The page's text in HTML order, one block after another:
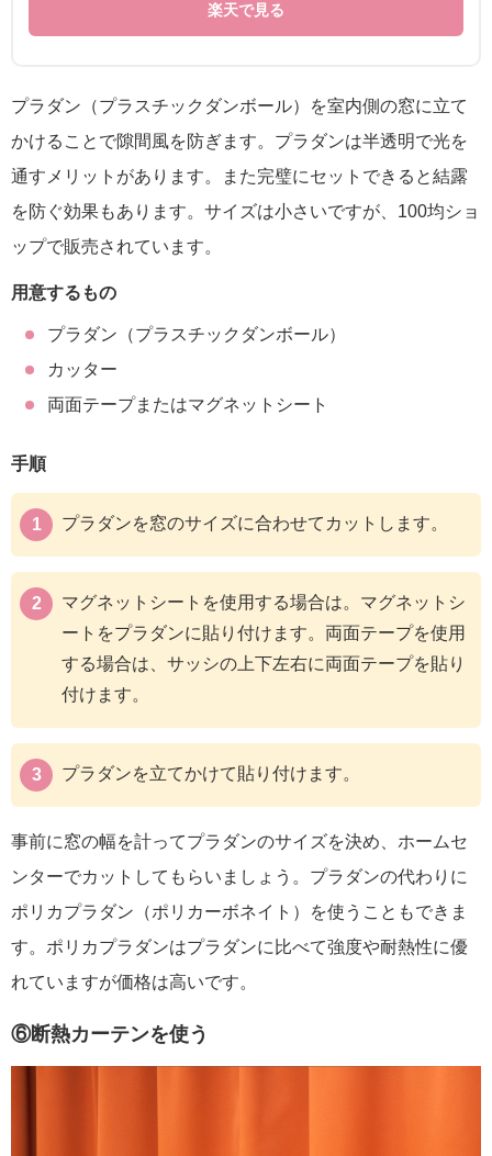
楽天で見る
プラダン（プラスチックダンボール）を室内側の窓に立て
かけることで隙間風を防ぎます。プラダンは半透明で光を
通すメリットがあります。また完璧にセットできると結露
を防ぐ効果もあります。サイズは小さいですが、100均ショ
ップで販売されています。
用意するもの
プラダン（プラスチックダンボール）
カッター
両面テープまたはマグネットシート
手順
プラダンを窓のサイズに合わせてカットします。
マグネットシートを使用する場合は。マグネットシ
ートをプラダンに貼り付けます。両面テープを使用
する場合は、サッシの上下左右に両面テープを貼り
付けます。
プラダンを立てかけて貼り付けます。
事前に窓の幅を計ってプラダンのサイズを決め、ホームセ
ンターでカットしてもらいましょう。プラダンの代わりに
ポリカプラダン（ポリカーボネイト）を使うこともできま
す。ポリカプラダンはプラダンに比べて強度や耐熱性に優
れていますが価格は高いです。
⑥断熱カーテンを使う